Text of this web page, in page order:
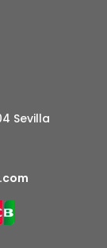
Sevilla